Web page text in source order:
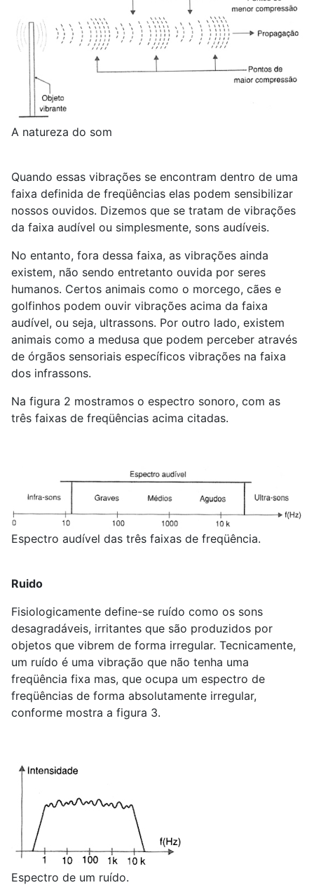
A natureza do som
Quando essas vibrações se encontram dentro de uma
faixa definida de freqüências elas podem sensibilizar
nossos ouvidos. Dizemos que se tratam de vibrações
da faixa audível ou simplesmente, sons audíveis.
No entanto, fora dessa faixa, as vibrações ainda
existem, não sendo entretanto ouvida por seres
humanos. Certos animais como o morcego, cães e
golfinhos podem ouvir vibrações acima da faixa
audível, ou seja, ultrassons. Por outro lado, existem
animais como a medusa que podem perceber através
de órgãos sensoriais específicos vibrações na faixa
dos infrassons.
Na figura 2 mostramos o espectro sonoro, com as
três faixas de freqüências acima citadas.
Espectro audível das três faixas de freqüência.
Ruido
Fisiologicamente define-se ruído como os sons
desagradáveis, irritantes que são produzidos por
objetos que vibrem de forma irregular. Tecnicamente,
um ruído é uma vibração que não tenha uma
freqüência fixa mas, que ocupa um espectro de
freqüências de forma absolutamente irregular,
conforme mostra a figura 3.
Espectro de um ruído.